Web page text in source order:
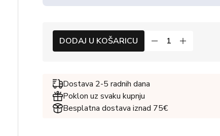
DODAJ U KOŠARICU
Dostava 2-5 radnih dana
Poklon uz svaku kupnju
Besplatna dostava iznad 75€